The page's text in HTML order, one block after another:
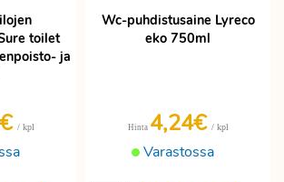
toilet
ja
/ kpl
Wc-puhdistusaine Lyreco
eko 750ml
Varastossa
Hinta 4,24€ / kpl